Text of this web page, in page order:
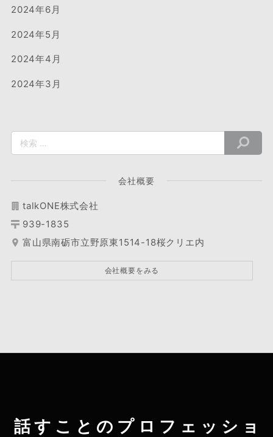
2024年6月
2024年5月
2024年4月
2024年3月
会社概要
talkONE株式会社
939-1835
富山県南砺市立野原東1514-18桜クリエ内
会社概要をみる
話すことのプロフェッショ